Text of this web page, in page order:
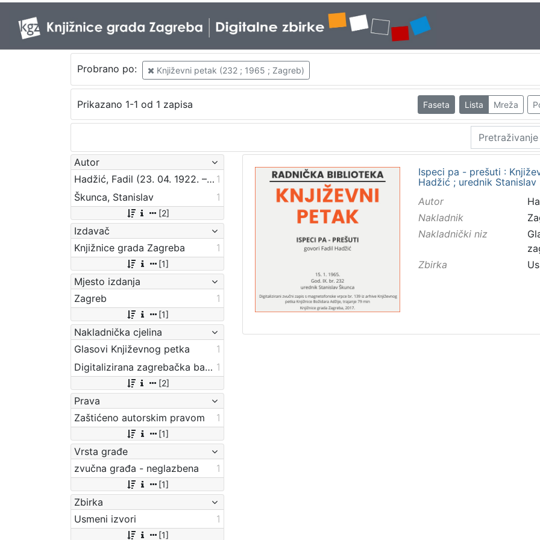
Probrano po: Književni petak (232 ; 1965 ; Zagreb)
Prikazano 1-1 od 1 zapisa Faseta Lista Mreža
Autor
Hadžić, Fadil (23. 04. 1922. – 3. 01. 2011.) 1
Škunca, Stanislav
1
[2]
Izdavač
Knjižnice grada Zagreba
1
[1]
Mjesto izdanja
Zagreb
1
[1]
Nakladnička cjelina
Glasovi Književnog petka
1
Digitalizirana zagrebačka baština 1
[2]
Prava
Zaštićeno autorskim pravom
1
[1]
Vrsta građe
zvučna građa - neglazbena
1
[1]
Zbirka
Usmeni izvori
1
[1]
Ispeci pa - prešuti :
Hadžić ; urednik Stanislav
Autor
Nakladnik
Nakladnički niz
Zbirka